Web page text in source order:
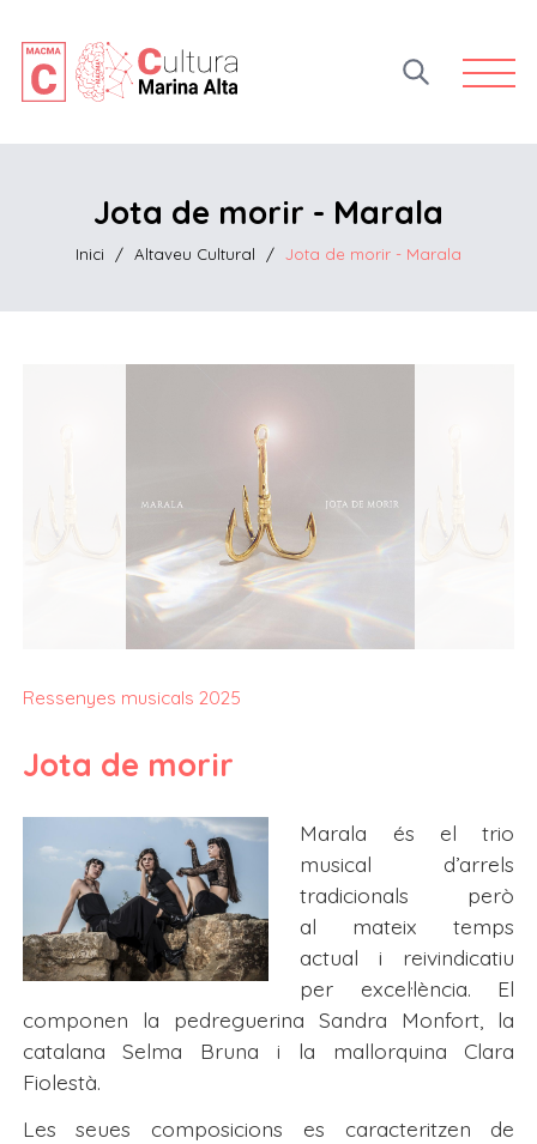
Open
Jota de morir - Marala
Inici / Altaveu Cultural / Jota de morir - Marala
Ressenyes musicals 2025
Jota de morir
Marala és el trio
musical d’arrels
tradicionals però
al mateix temps
actual i reivindicatiu
per excel·lència. El
componen la pedreguerina Sandra Monfort, la
catalana Selma Bruna i la mallorquina Clara
Fiolestà.
Les seues composicions es caracteritzen de